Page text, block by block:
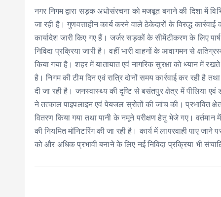
नगर निगम द्वारा सड़क अधोसंरचना को मजबूत बनाने की दिशा में
जा रही है। गुणवत्ताहीन कार्य करने वाले ठेकेदारों के विरुद्ध
कार्यादेश जारी किए गए हैं। जर्जर सड़कों के सीमेंटीकरण के लिए
निविदा प्रक्रिया जारी है। वहीं भारी वाहनों के आवागमन से
किया गया है। शहर में यातायात एवं नागरिक सुरक्षा को ध्यान में
है। निगम की टीम दिन एवं रात्रि दोनों समय कार्रवाई कर रही
दी जा रही है। जनस्वास्थ्य की दृष्टि से बसंतपुर क्षेत्र में पीलिया
ने तत्काल पाइपलाइन एवं पेयजल स्रोतों की जांच की। प्रभावित
वितरण किया गया तथा पानी के नमूने परीक्षण हेतु भेजे गए। वर्तमान
की नियमित मॉनिटरिंग की जा रही है। कार्य में लापरवाही पाए
को और अधिक प्रभावी बनाने के लिए नई निविदा प्रक्रिया भी